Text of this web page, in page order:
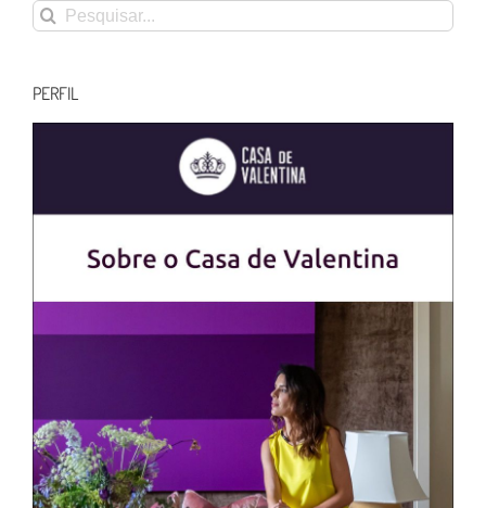
Buscar
resultados
PERFIL